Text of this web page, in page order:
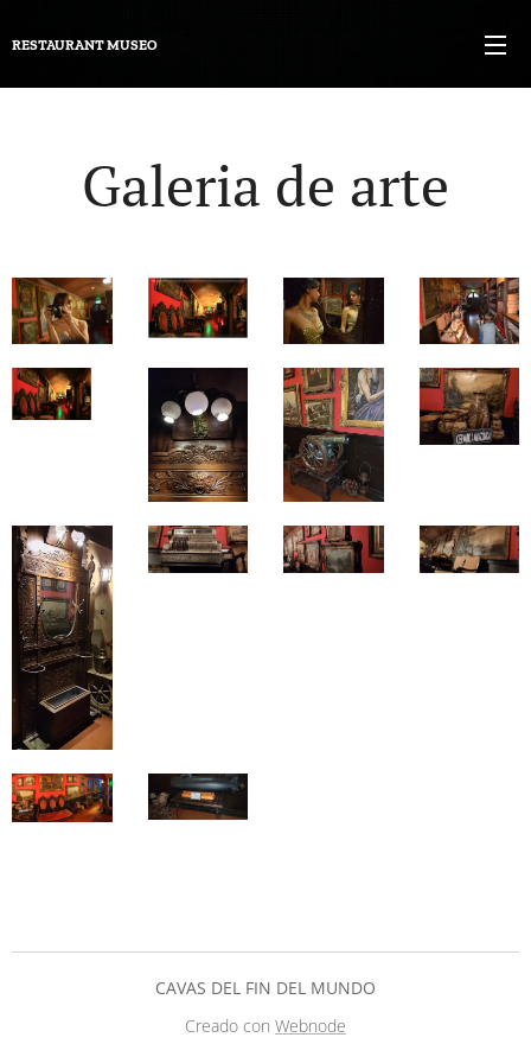
RESTAURANTMUSEO
Galeria de arte
CAVAS DEL FIN DEL MUNDO
Creado con Webnode